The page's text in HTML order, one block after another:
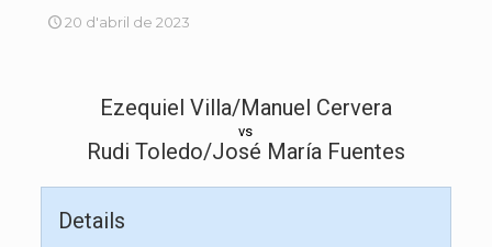
20 d'abril de 2023
Ezequiel Villa/Manuel Cervera
vs
Rudi Toledo/José María Fuentes
Details